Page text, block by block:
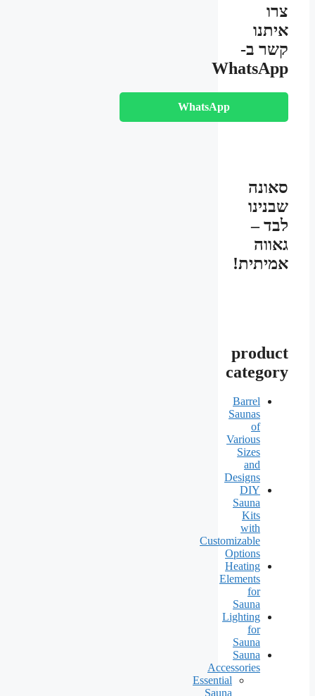
צרו
איתנו
קשר ב-
WhatsApp
WhatsApp
סאונה
שבנינו
לבד –
גאווה
אמיתית!
product
category
Barrel
Saunas
of
Various
Sizes
and
Designs
DIY
Sauna
Kits
with
Customizable
Options
Heating
Elements
for
Sauna
Lighting
for
Sauna
Sauna
Accessories
Essential
Sauna